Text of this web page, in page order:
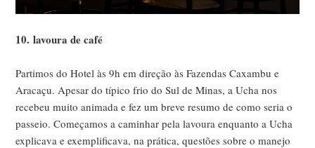
10.lavoura de café
Partimos do Hotel às 9h em direção às Fazendas Caxambu e
Aracaçu. Apesar do típico frio do Sul de Minas, a Ucha nos
recebeu muito animada e fez um breve resumo de como seria o
passeio. Começamos a caminhar pela lavoura enquanto a Ucha
explicava e exemplificava, na prática, questões sobre o manejo